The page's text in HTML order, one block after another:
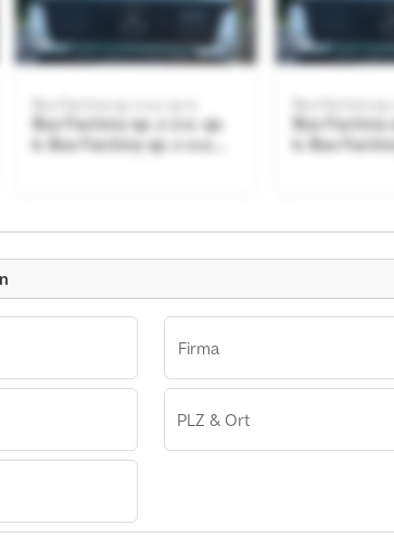
Bus Factory sp. z o.o. sp.
k. Bus Factory sp. z o.o.
Bus Factory
k. Bus
Firma
PLZ & Ort